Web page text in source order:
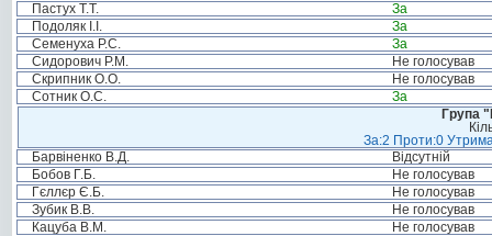
Пастух Т.Т.
За
Подоляк І.І.
За
Семенуха Р.С.
За
Сидорович Р.М.
Не голосував
Скрипник О.О.
Не голосував
Сотник О.С.
За
Група
За:2 Проти:0
Барвіненко В.Д.
Відсутній
Бобов Г.Б.
Не голосував
Гєллєр Є.Б.
Не голосував
Зубик В.В.
Не голосував
Кацуба В.М.
Не голосував